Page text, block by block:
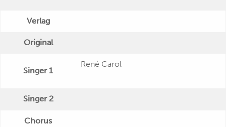
Verlag
Original
Singer 1
René Carol
Singer 2
Chorus